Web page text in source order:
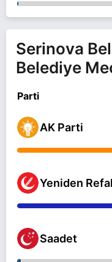
Serinova
Belediye
Parti
AK Parti
Yeniden
Saadet